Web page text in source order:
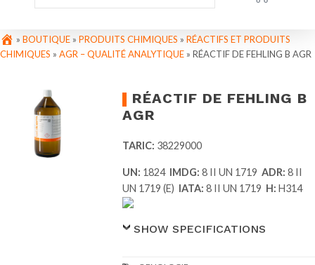
» BOUTIQUE » PRODUITS CHIMIQUES » RÉACTIFS ET PRODUITS
CHIMIQUES » AGR – QUALITÉ ANALYTIQUE » RÉACTIF DE FEHLING B AGR
RÉACTIF DE FEHLING B
AGR
TARIC: 38229000
UN: 1824 IMDG:8 II UN 1719ADR:8 II
UN 1719 (E) IATA:8 II UN 1719 H:H314
SHOW SPECIFICATIONS